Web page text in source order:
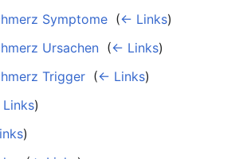
Symptome (← Links)
Ursachen (← Links)
Trigger (← Links)
)
)